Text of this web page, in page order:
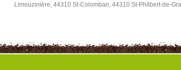
Limouzinière, 44310 St-Colomban, 44310 St-Philbert-de-